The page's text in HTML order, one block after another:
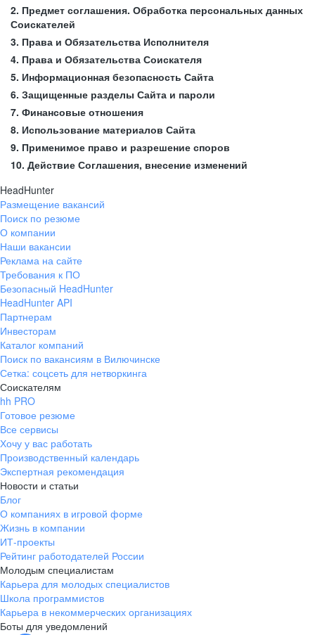
2. Предмет соглашения. Обработка персональных данных
Соискателей
3. Права и Обязательства Исполнителя
4. Права и Обязательства Соискателя
5. Информационная безопасность Сайта
6. Защищенные разделы Сайта и пароли
7. Финансовые отношения
8. Использование материалов Сайта
9. Применимое право и разрешение споров
10. Действие Соглашения, внесение изменений
HeadHunter
Размещение вакансий
Поиск по резюме
О компании
Наши вакансии
Реклама на сайте
Требования к ПО
Безопасный HeadHunter
HeadHunter API
Партнерам
Инвесторам
Каталог компаний
Поиск по вакансиям в Вилючинске
Сетка: соцсеть для нетворкинга
Соискателям
hh PRO
Готовое резюме
Все сервисы
Хочу у вас работать
Производственный календарь
Экспертная рекомендация
Новости и статьи
Блог
О компаниях в игровой форме
Жизнь в компании
ИТ-проекты
Рейтинг работодателей России
Молодым специалистам
Карьера для молодых специалистов
Школа программистов
Карьера в некоммерческих организациях
Боты для уведомлений